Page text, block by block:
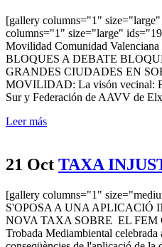
[gallery columns="1"
columns="1" size="large"
Movilidad Comunidad
BLOQUES A DEBATE
GRANDES CIUDADES EN
MOVILIDAD: La visón vecinal:
Sur y Federación de AAVV de
Leer más
21 Oct TAXA
[gallery columns="1"
S'OPOSA A UNA APLICACIÓ
NOVA TAXA SOBRE EL FEM
Trobada Mediambiental celebrada